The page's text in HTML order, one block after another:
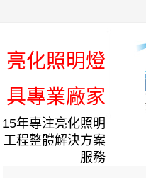
亮化照明燈
具專業廠家
15年專注亮化照明
工程整體解決方案
服務